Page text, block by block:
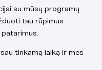
su mūsų programų
tau rūpimus
tinkamą laiką ir mes